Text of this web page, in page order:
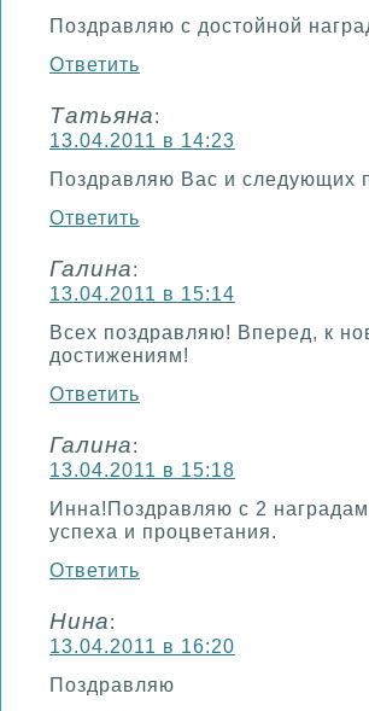
Поздравляю с достойной
Ответить
Татьяна:
13.04.2011 в 14:23
Поздравляю Вас и следующих
Ответить
Галина:
13.04.2011 в 15:14
Всех поздравляю! Вперед, к
достижениям!
Ответить
Галина:
13.04.2011 в 15:18
Инна!Поздравляю с 2
успеха и процветания.
Ответить
Нина:
13.04.2011 в 16:20
Поздравляю